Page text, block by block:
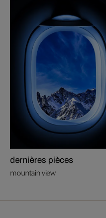
dernières pièces
mountain view